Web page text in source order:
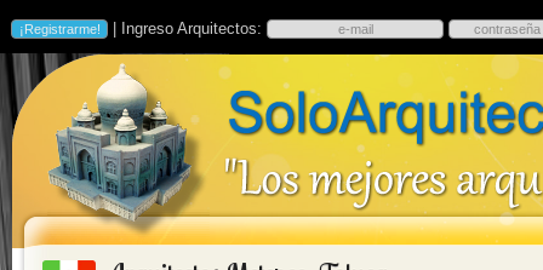
| Ingreso Arquitectos: